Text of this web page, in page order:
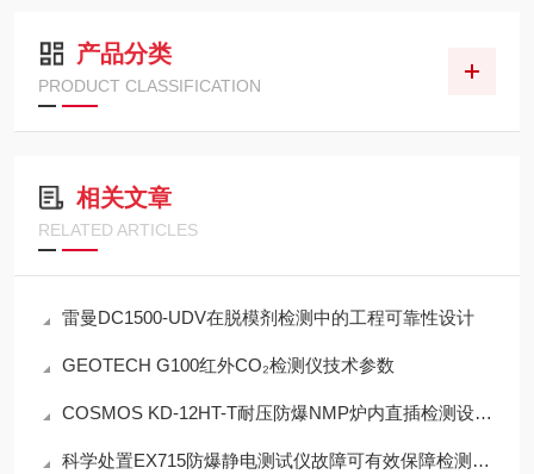
产品分类
PRODUCT CLASSIFICATION
相关文章
RELATED ARTICLES
雷曼DC1500-UDV在脱模剂检测中的工程可靠性设计
GEOTECH G100红外CO₂检测仪技术参数
COSMOS KD-12HT-T耐压防爆NMP炉内直插检测设备工程设计指南
科学处置EX715防爆静电测试仪故障可有效保障检测工作正常开展